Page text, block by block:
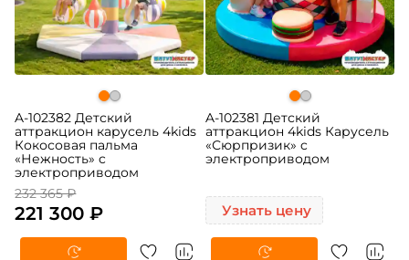
A-102382 Детский
аттракцион карусель 4kids
Кокосовая пальма
«Нежность» c
электроприводом
232 365 ₽
221 300 ₽
A-102381 Детский
аттракцион 4kids Карусель
«Сюрпризик» c
электроприводом
Узнать цену